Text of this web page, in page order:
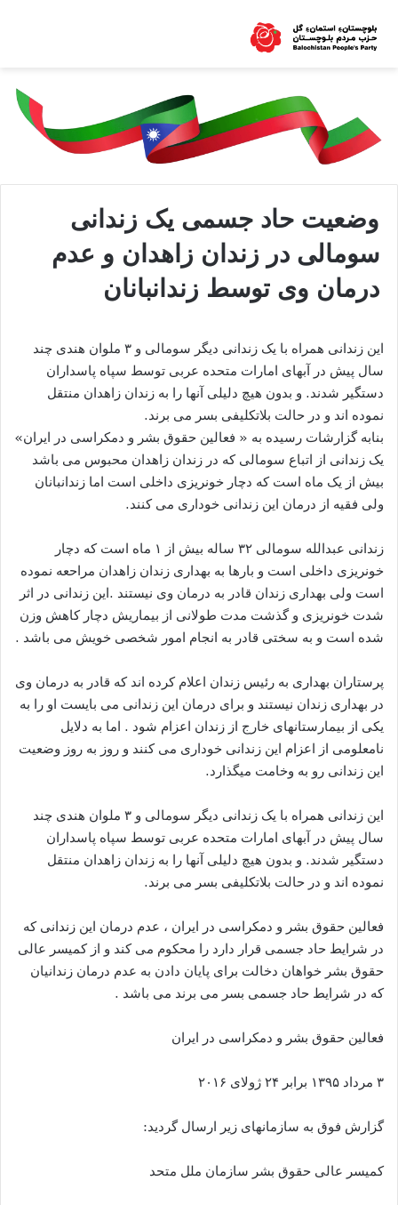
وضعیت حاد جسمی یک زندانی
سومالی در زندان زاهدان و عدم
درمان وی توسط زندانبانان
این زندانی همراه با یک زندانی دیگر سومالی و ۳ ملوان هندی چند
سال پیش در آبهای امارات متحده عربی توسط سپاه پاسداران
دستگیر شدند. و بدون هیچ دلیلی آنها را به زندان زاهدان منتقل
نموده اند و در حالت بلاتکلیفی بسر می برند.
بنابه گزارشات رسیده به « فعالین حقوق بشر و دمکراسی در ایران»
یک زندانی از اتباع سومالی که در زندان زاهدان محبوس می باشد
بیش از یک ماه است که دچار خونریزی داخلی است اما زندانبانان
ولی فقیه از درمان این زندانی خوداری می کنند.
زندانی عبدالله سومالی ۳۲ ساله بیش از ۱ ماه است که دچار
خونریزی داخلی است و بارها به بهداری زندان زاهدان مراحعه نموده
است ولی بهداری زندان قادر به درمان وی نیستند .این زندانی در اثر
شدت خونریزی و گذشت مدت طولانی از بیماریش دچار کاهش وزن
شده است و به سختی قادر به انجام امور شخصی خویش می باشد .
پرستاران بهداری به رئیس زندان اعلام کرده اند که قادر به درمان وی
در بهداری زندان نیستند و برای درمان این زندانی می بایست او را به
یکی از بیمارستانهای خارج از زندان اعزام شود . اما به دلایل
نامعلومی از اعزام این زندانی خوداری می کنند و روز به روز وضعیت
این زندانی رو به وخامت میگذارد.
این زندانی همراه با یک زندانی دیگر سومالی و ۳ ملوان هندی چند
سال پیش در آبهای امارات متحده عربی توسط سپاه پاسداران
دستگیر شدند. و بدون هیچ دلیلی آنها را به زندان زاهدان منتقل
نموده اند و در حالت بلاتکلیفی بسر می برند.
فعالین حقوق بشر و دمکراسی در ایران ، عدم درمان این زندانی که
در شرایط حاد جسمی قرار دارد را محکوم می کند و از کمیسر عالی
حقوق بشر خواهان دخالت برای پایان دادن به عدم درمان زندانیان
که در شرایط حاد جسمی بسر می برند می باشد .
فعالین حقوق بشر و دمکراسی در ایران
۳ مرداد ۱۳۹۵ برابر ۲۴ ژولای ۲۰۱۶
گزارش فوق به سازمانهای زیر ارسال گردید:
کمیسر عالی حقوق بشر سازمان ملل متحد